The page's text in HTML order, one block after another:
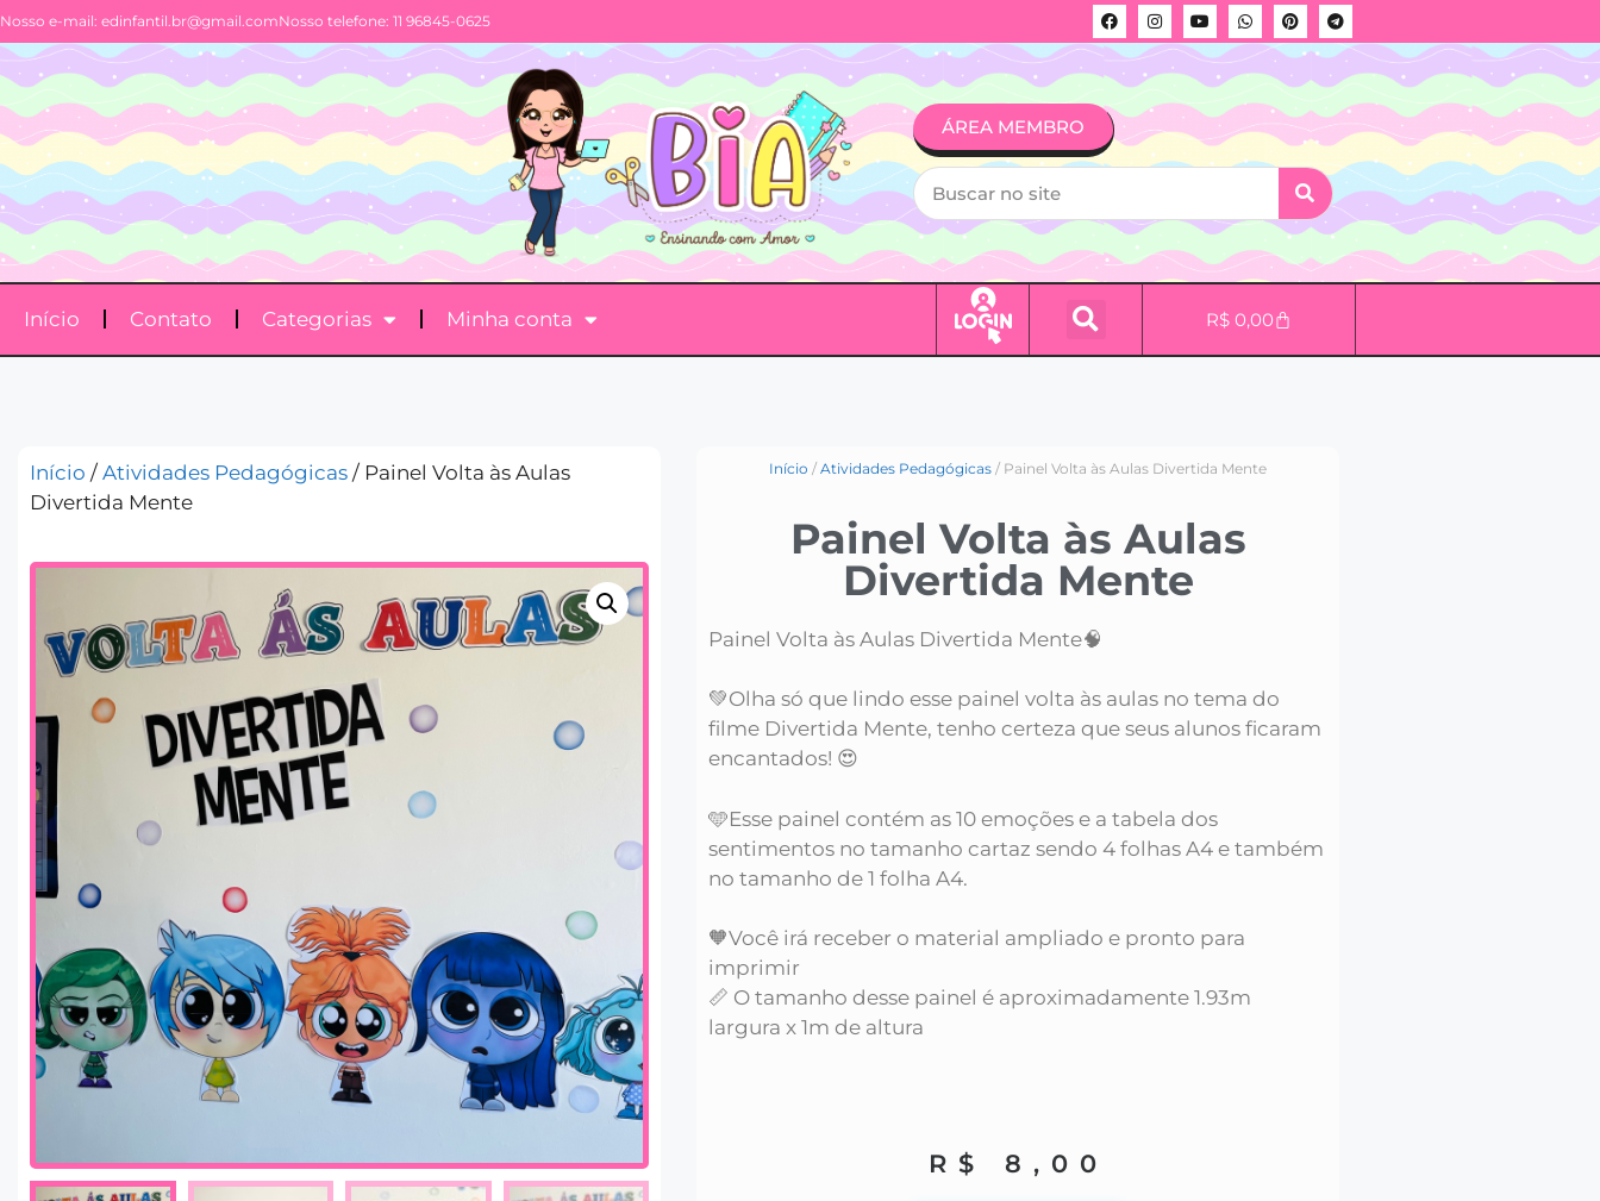
Nosso e-mail: edinfantil.br@gmail.comNosso telefone: 11 96845-0625
ÁREA MEMBRO
Início Contato Categorias Minha conta R$ 0,00
Início / Atividades Pedagógicas / Painel Volta às Aulas
Divertida Mente
Início / Atividades Pedagógicas / Painel Volta às Aulas Divertida Mente
Painel Volta às Aulas
Divertida Mente
Painel Volta às Aulas Divertida Mente🧠
💚Olha só que lindo esse painel volta às aulas no tema do
filme Divertida Mente, tenho certeza que seus alunos ficaram
encantados! 😍
🩵Esse painel contém as 10 emoções e a tabela dos
sentimentos no tamanho cartaz sendo 4 folhas A4 e também
no tamanho de 1 folha A4.
🧡Você irá receber o material ampliado e pronto para
imprimir
📏 O tamanho desse painel é aproximadamente 1.93m
largura x 1m de altura
R$ 8,00